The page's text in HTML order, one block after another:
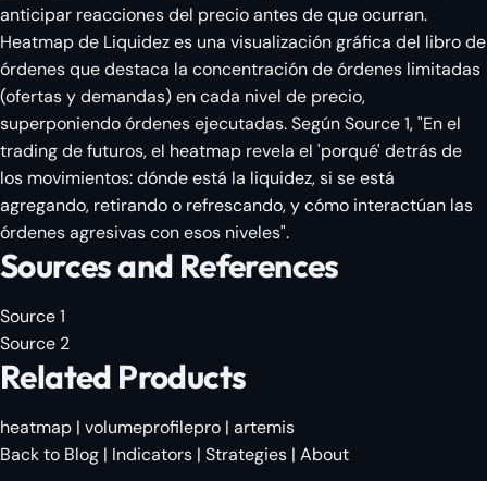
anticipar reacciones del precio antes de que ocurran.
Heatmap de Liquidez es una visualización gráfica del libro de
órdenes que destaca la concentración de órdenes limitadas
(ofertas y demandas) en cada nivel de precio,
superponiendo órdenes ejecutadas. Según Source 1, "En el
trading de futuros, el heatmap revela el 'porqué' detrás de
los movimientos: dónde está la liquidez, si se está
agregando, retirando o refrescando, y cómo interactúan las
órdenes agresivas con esos niveles".
Sources and References
Source 1
Source 2
Related Products
heatmap | volumeprofilepro | artemis
Back to Blog | Indicators | Strategies | About